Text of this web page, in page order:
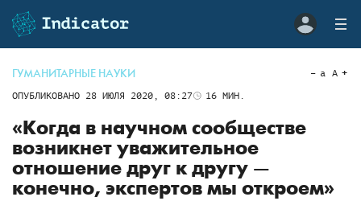
ГУМАНИТАРНЫЕ НАУКИ
ОПУБЛИКОВАНО 28 ИЮЛЯ 2020, 08:27 16 МИН.
a A
«Когда в научном сообществе
возникнет уважительное
отношение друг к другу —
конечно, экспертов мы откроем»